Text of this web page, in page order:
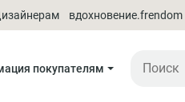
вдохновение.frendom
покупателям